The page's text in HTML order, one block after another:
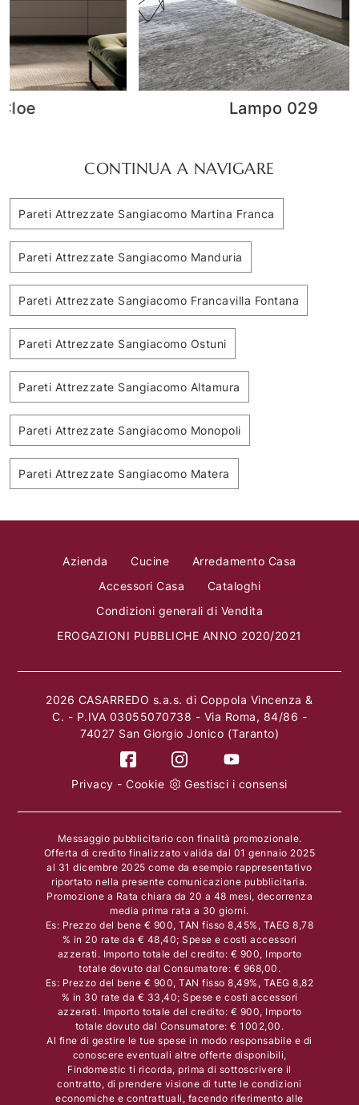
CONTINUA A NAVIGARE
Pareti Attrezzate Sangiacomo Martina Franca
Pareti Attrezzate Sangiacomo Manduria
Pareti Attrezzate Sangiacomo Francavilla Fontana
Pareti Attrezzate Sangiacomo Ostuni
Pareti Attrezzate Sangiacomo Altamura
Pareti Attrezzate Sangiacomo Monopoli
Pareti Attrezzate Sangiacomo Matera
Azienda Cucine
Arredamento Casa
Accessori Casa
Cataloghi
Condizioni generali di Vendita
EROGAZIONI PUBBLICHE ANNO 2020/2021
2026 CASARREDO s.a.s. di Coppola Vincenza &
C. - P.IVA 03055070738 - Via Roma, 84/86 -
74027 San Giorgio Jonico (Taranto)
Privacy -Cookie Gestisci i consensi
Messaggio pubblicitario con finalità promozionale.
Offerta di credito finalizzato valida dal 01 gennaio 2025
al 31 dicembre 2025 come da esempio rappresentativo
riportato nella presente comunicazione pubblicitaria.
Promozione a Rata chiara da 20 a 48 mesi, decorrenza
media prima rata a 30 giorni.
Es: Prezzo del bene € 900, TAN fisso 8,45%, TAEG 8,78
% in 20 rate da € 48,40; Spese e costi accessori
azzerati. Importo totale del credito: € 900, Importo
totale dovuto dal Consumatore: € 968,00.
Es: Prezzo del bene € 900, TAN fisso 8,49%, TAEG 8,82
% in 30 rate da € 33,40; Spese e costi accessori
azzerati. Importo totale del credito: € 900, Importo
totale dovuto dal Consumatore: € 1002,00.
Al fine di gestire le tue spese in modo responsabile e di
conoscere eventuali altre offerte disponibili,
Findomestic ti ricorda, prima di sottoscrivere il
contratto, di prendere visione di tutte le condizioni
economiche e contrattuali, facendo riferimento alle